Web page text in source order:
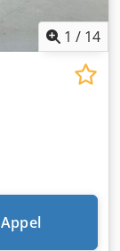
1 / 14
Appel